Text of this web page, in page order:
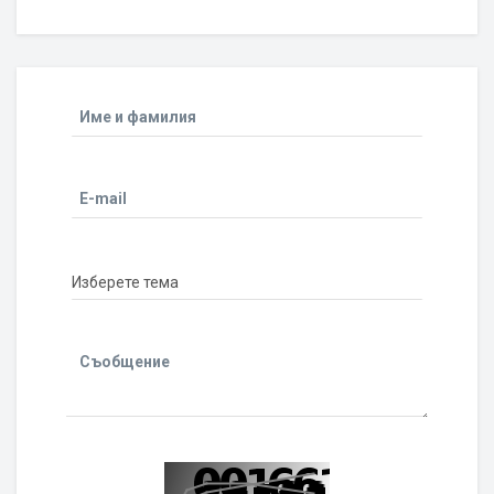
Име и фамилия
E-mail
Съобщение